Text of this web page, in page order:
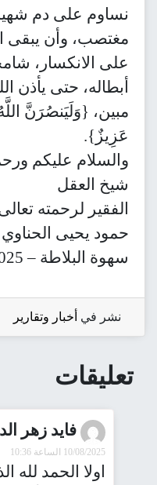
نساوم على دم
مغتصب، وأن يبقى
على الانكسار،
أبطاله، حتى يأذن
مبين، {وَلَيَنصُرَنَّ
عَزِيزٌ}.
والسلام عليكم
شيخ العقل
الفقير لرحمته
حمود يحيى الحناوي
سهوة البلاطة – 9/8/2025
نشر في أخبار وتقارير
تعليقات
فايد زهر
10/08/2025 الساعة 10:36
اولا الحمد لله